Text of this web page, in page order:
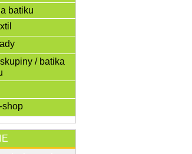
batiku
/ batika
shop